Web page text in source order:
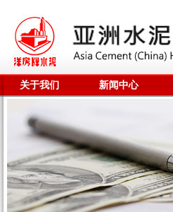
关于我们 新闻中心